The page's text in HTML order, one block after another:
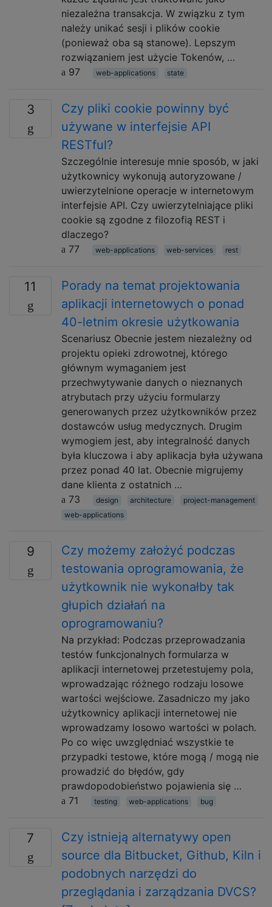
niezależna transakcja. W związku z tym
należy unikać sesji i plików cookie
(ponieważ oba są stanowe). Lepszym
rozwiązaniem jest użycie Tokenów, …
97
web-applications state
3
Czy pliki cookie powinny być
używane w interfejsie API
RESTful?
Szczególnie interesuje mnie sposób, w jaki
użytkownicy wykonują autoryzowane /
uwierzytelnione operacje w internetowym
interfejsie API. Czy uwierzytelniające pliki
cookie są zgodne z filozofią REST i
dlaczego?
77
web-applications web-services rest
11
Porady na temat projektowania
aplikacji internetowych o ponad
40-letnim okresie użytkowania
Scenariusz Obecnie jestem niezależny od
projektu opieki zdrowotnej, którego
głównym wymaganiem jest
przechwytywanie danych o nieznanych
atrybutach przy użyciu formularzy
generowanych przez użytkowników przez
dostawców usług medycznych. Drugim
wymogiem jest, aby integralność danych
była kluczowa i aby aplikacja była używana
przez ponad 40 lat. Obecnie migrujemy
dane klienta z ostatnich …
73
design architecture
project-management
web-applications
9
Czy możemy założyć podczas
testowania oprogramowania, że ​​
użytkownik nie wykonałby tak
głupich działań na
oprogramowaniu?
Na przykład: Podczas przeprowadzania
testów funkcjonalnych formularza w
aplikacji internetowej przetestujemy pola,
wprowadzając różnego rodzaju losowe
wartości wejściowe. Zasadniczo my jako
użytkownicy aplikacji internetowej nie
wprowadzamy losowo wartości w polach.
Po co więc uwzględniać wszystkie te
przypadki testowe, które mogą / mogą nie
prowadzić do błędów, gdy
prawdopodobieństwo pojawienia się …
71
testing web-applications bug
7
Czy istnieją alternatywy open
source dla Bitbucket, Github, Kiln i
podobnych narzędzi do
przeglądania i zarządzania DVCS?